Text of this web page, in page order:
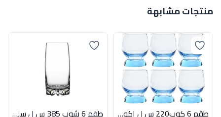
منتجات مشابهة
طقم 6 كوب220 س ل اكواتيك تركواز باسابتشة
طقم 6 شوب 385 س ل سلفانا باسابتشة